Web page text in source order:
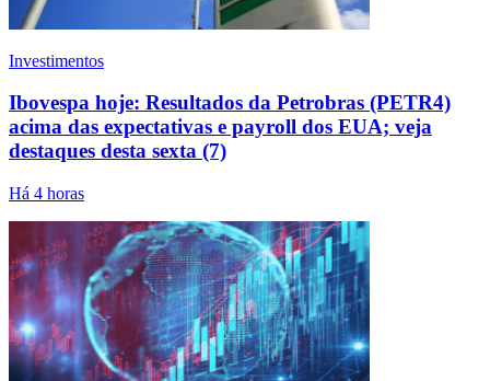
Investimentos
Ibovespa hoje: Resultados da Petrobras (PETR4)
acima das expectativas e payroll dos EUA; veja
destaques desta sexta (7)
Há 4 horas